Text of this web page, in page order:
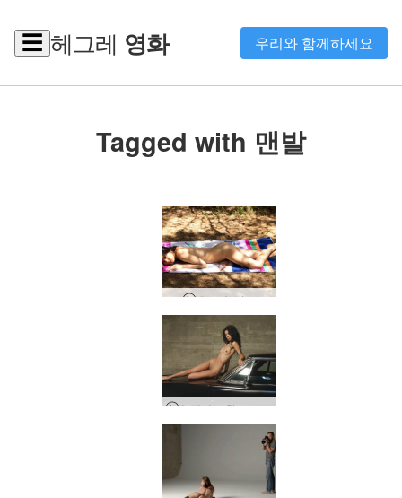
☰ 헤그레 영화 우리와 함께하세요
Tagged with 맨발
요코 숲 님프
안젤리크 핫로드 사진 촬영